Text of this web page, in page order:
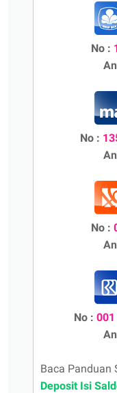
No :
No :
No :
No :
Baca Panduan
Deposit Isi